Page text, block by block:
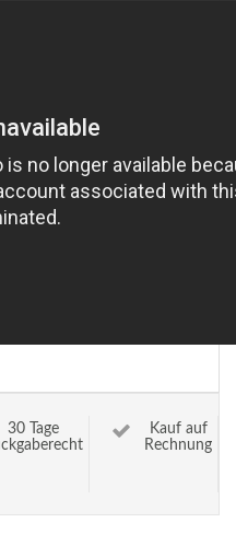
30 Tage
Kauf auf
Rechnung